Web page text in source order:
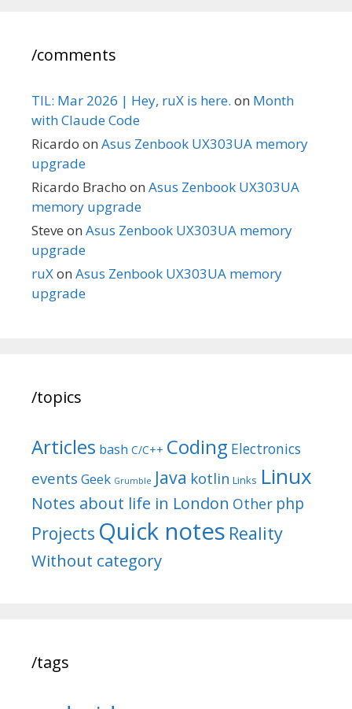
/comments
TIL: Mar 2026 | Hey, ruX is here. on Month
with Claude Code
Ricardo on Asus Zenbook UX303UA memory
upgrade
Ricardo Bracho on Asus Zenbook UX303UA
memory upgrade
Steve on Asus Zenbook UX303UA memory
upgrade
ruXon Asus Zenbook UX303UA memory
upgrade
/topics
Articles bash C/C++ Coding Electronics
events Geek Grumble Java kotlin Links Linux
Notes about life in London Other php
Projects Quick notes Reality
Without category
/tags